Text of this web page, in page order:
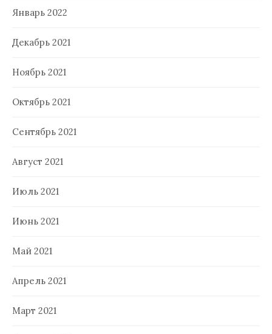
Январь 2022
Декабрь 2021
Ноябрь 2021
Октябрь 2021
Сентябрь 2021
Август 2021
Июль 2021
Июнь 2021
Май 2021
Апрель 2021
Март 2021